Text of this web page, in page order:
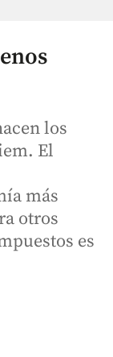
los
El
más
otros
es